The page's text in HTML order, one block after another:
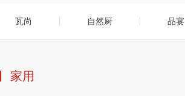
瓦尚 自然厨 品宴
家用